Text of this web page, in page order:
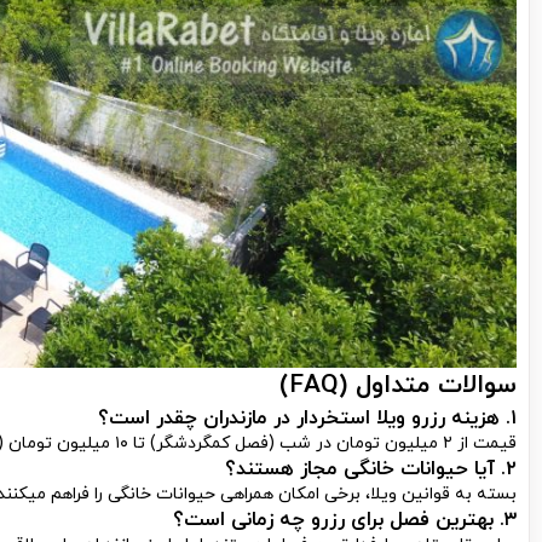
سوالات متداول (FAQ)
۱. هزینه رزرو ویلا استخردار در مازندران چقدر است؟
قیمت از ۲ میلیون تومان در شب (فصل کمگردشگر) تا ۱۰ میلیون تومان (فصل پیک) متغیر است.
۲. آیا حیوانات خانگی مجاز هستند؟
بسته به قوانین ویلا، برخی امکان همراهی حیوانات خانگی را فراهم
۳. بهترین فصل برای رزرو چه زمانی است؟